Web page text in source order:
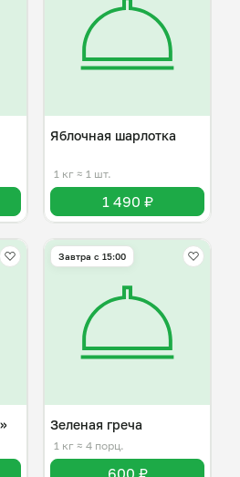
Яблочная шарлотка
1 кг ≈ 1 шт.
1 490 ₽
Завтра c 15:00
Зеленая греча
1 кг ≈ 4 порц.
600 ₽